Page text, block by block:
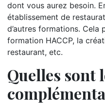
dont vous aurez besoin.
établissement de
d’autres formations. Cela
formation HACCP, la
restaurant, etc.
Quelles sont